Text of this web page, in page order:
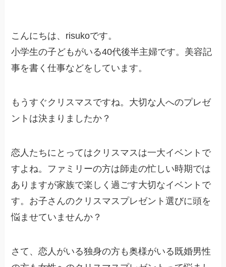
こんにちは、risukoです。
小学生の子どもがいる40代後半主婦です。美容記
事を書く仕事などをしています。
もうすぐクリスマスですね。大切な人へのプレゼ
ントは決まりましたか？
恋人たちにとってはクリスマスは一大イベントで
すよね。ファミリーの方は師走の忙しい時期では
ありますが家族で楽しく過ごす大切なイベントで
す。お子さんのクリスマスプレゼント選びに頭を
悩ませていませんか？
さて、恋人がいる独身の方も奥様がいる既婚男性